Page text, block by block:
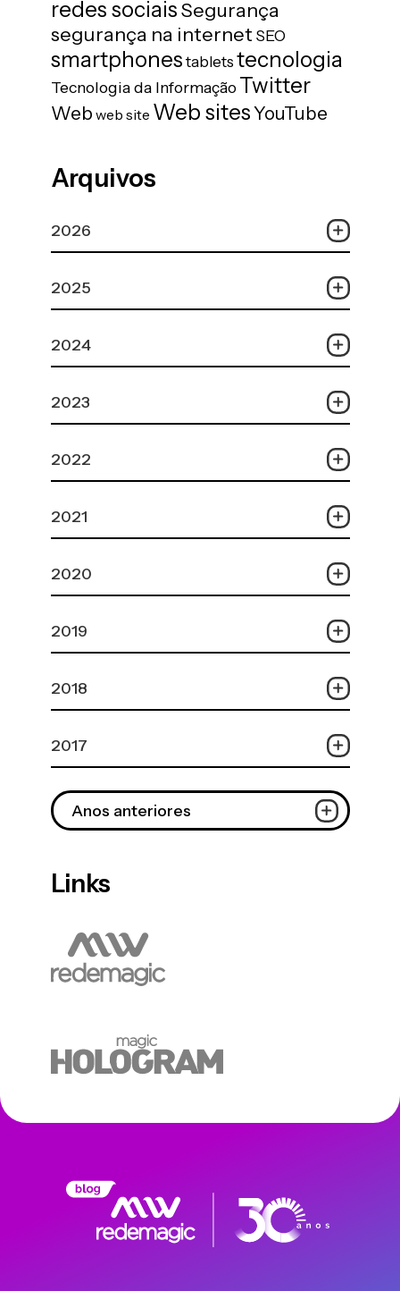
redes sociaisSegurança
segurança na internet SEO
smartphones tablets tecnologia
Tecnologia da Informação Twitter
Web web site Web sitesYouTube
Arquivos
2026
2025
2024
2023
2022
2021
2020
2019
2018
2017
Anos anteriores
Links